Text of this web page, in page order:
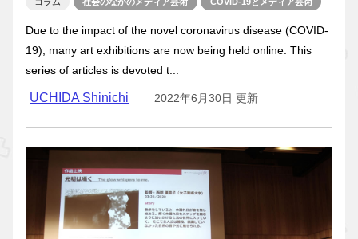
Due to the impact of the novel coronavirus disease (COVID-
19), many art exhibitions are now being held online. This
series of articles is devoted t...
UCHIDA Shinichi 2022年6月30日 更新